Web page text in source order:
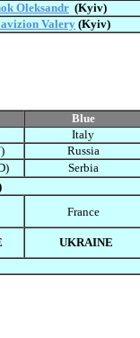
Oleksandr (Kyiv)
Valery (Kyiv)
Blue
Italy
Russia
Serbia
France
UKRAINE